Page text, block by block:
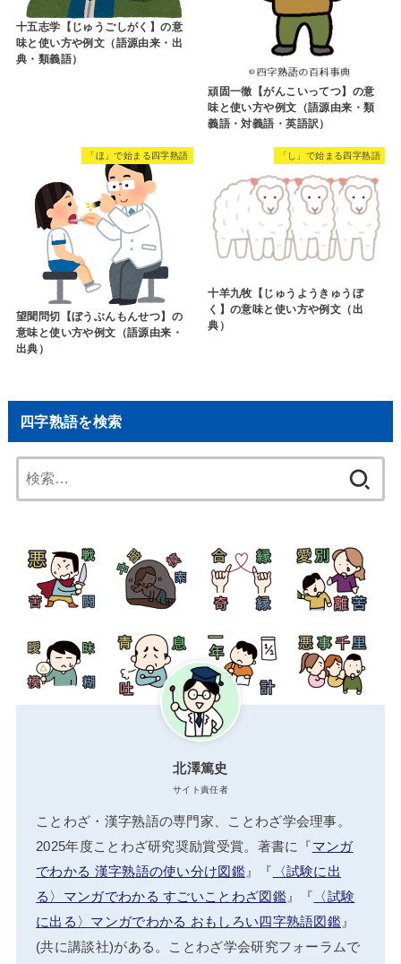
十五志学【じゅうごしがく】の意
味と使い方や例文（語源由来・出
典・類義語）
頑固一徹【がんこいってつ】の意
味と使い方や例文（語源由来・類
義語・対義語・英語訳）
「ほ」で始まる四字熟語
望聞問切【ぼうぶんもんせつ】の
意味と使い方や例文（語源由来・
出典）
「し」で始まる四字熟語
十羊九牧【じゅうようきゅうぼ
く】の意味と使い方や例文（出
典）
四字熟語を検索
索:
北澤篤史
サイト責任者
ことわざ・漢字熟語の専門家、ことわざ学会理事。
2025年度ことわざ研究奨励賞受賞。著書に『マンガ
でわかる 漢字熟語の使い分け図鑑』『 〈試験に出
る〉マンガでわかる すごいことわざ図鑑』『 〈試験
に出る〉マンガでわかる おもしろい四字熟語図鑑』
(共に講談社)がある。ことわざ学会研究フォーラムで